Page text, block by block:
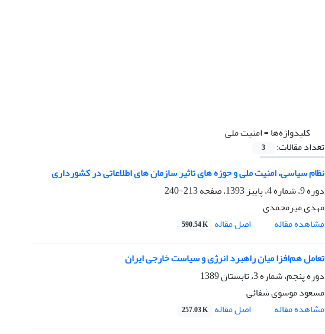
کلیدواژه‌ها =امنیت ملی
تعداد مقالات:
3
نظام سیاسی، امنیت ملی و حوزه های تاثیر سازمان های اطلاعاتی در کشورداری
دوره 9، شماره 4، پاییز 1393، صفحه
213-240
مهدی میرمحمدی
مشاهده مقاله
اصل مقاله 590.54 K
تعامل هم‌افزا میان راهبرد انرژی و سیاست خارجی ایران
دوره پنجم، شماره 3، تابستان 1389
مسعود موسوی شفائی
مشاهده مقاله
اصل مقاله 257.03 K